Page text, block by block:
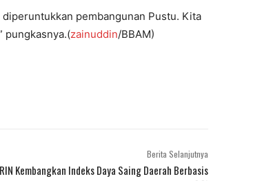
pembangunan Pustu. Kita
pungkasnya.(zainuddin/BBAM)
Berita Selanjutnya
Kembangkan Indeks Daya Saing Daerah Berbasis